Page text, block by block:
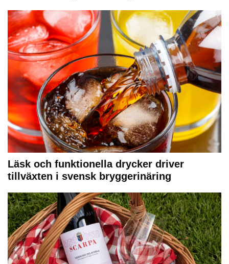
Läsk och funktionella drycker driver
tillväxten i svensk bryggerinäring